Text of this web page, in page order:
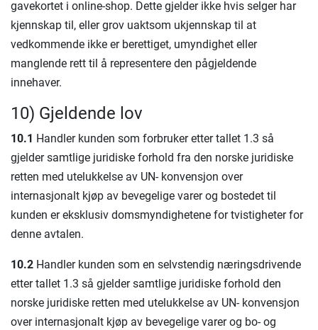
gavekortet i online-shop. Dette gjelder ikke hvis selger har
kjennskap til, eller grov uaktsom ukjennskap til at
vedkommende ikke er berettiget, umyndighet eller
manglende rett til å representere den pågjeldende
innehaver.
10) Gjeldende lov
10.1 Handler kunden som forbruker etter tallet 1.3 så
gjelder samtlige juridiske forhold fra den norske juridiske
retten med utelukkelse av UN- konvensjon over
internasjonalt kjøp av bevegelige varer og bostedet til
kunden er eksklusiv domsmyndighetene for tvistigheter for
denne avtalen.
10.2 Handler kunden som en selvstendig næringsdrivende
etter tallet 1.3 så gjelder samtlige juridiske forhold den
norske juridiske retten med utelukkelse av UN- konvensjon
over internasjonalt kjøp av bevegelige varer og bo- og